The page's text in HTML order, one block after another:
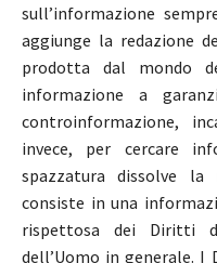
sull’informazione
aggiunge la redazione de
prodotta dal mondo
informazione a
controinformazione,
invece, per cercare
spazzatura dissolve
consiste in una
rispettosa dei Diritti
dell’Uomo in generale.